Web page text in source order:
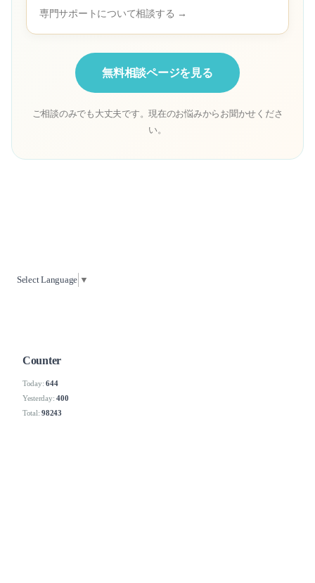
専門サポートについて相談する →
無料相談ページを見る
ご相談のみでも大丈夫です。現在のお悩みからお聞かせくださ
い。
Select Language ▼
Counter
Today:644
Yesterday:400
Total:98243